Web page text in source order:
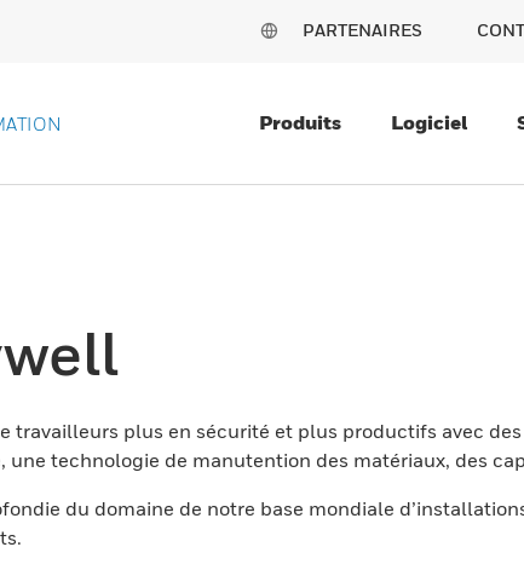
PARTENAIRES
Produits Logiciel
plus en sécurité et plus productifs avec
technologie de manutention des matériaux, des
du domaine de notre base mondiale